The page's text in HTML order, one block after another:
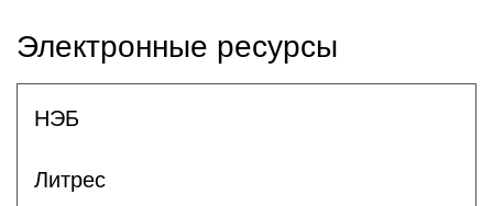
Электронные ресурсы
НЭБ
Литрес